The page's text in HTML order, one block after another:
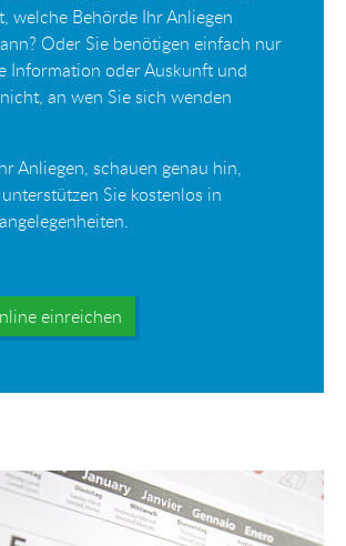
welche Behörde Ihr Anliegen
Oder Sie benötigen einfach nur
Information oder Auskunft und
an wen Sie sich wenden
Anliegen, schauen genau hin,
Sie kostenlos in
einreichen